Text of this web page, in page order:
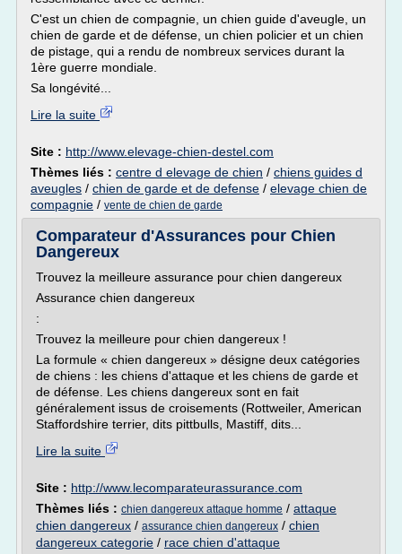
C'est un chien de compagnie, un chien guide d'aveugle, un
chien de garde et de défense, un chien policier et un chien
de pistage, qui a rendu de nombreux services durant la
1ère guerre mondiale.
Sa longévité...
Lire la suite
Site : http://www.elevage-chien-destel.com
Thèmes liés : centre d elevage de chien / chiens guides d
aveugles / chien de garde et de defense / elevage chien de
compagnie / vente de chien de garde
Comparateur d'Assurances pour Chien
Dangereux
Trouvez la meilleure assurance pour chien dangereux
Assurance chien dangereux
:
Trouvez la meilleure pour chien dangereux !
La formule « chien dangereux » désigne deux catégories
de chiens : les chiens d'attaque et les chiens de garde et
de défense. Les chiens dangereux sont en fait
généralement issus de croisements (Rottweiler, American
Staffordshire terrier, dits pittbulls, Mastiff, dits...
Lire la suite
Site : http://www.lecomparateurassurance.com
Thèmes liés : chien dangereux attaque homme / attaque
chien dangereux / assurance chien dangereux / chien
dangereux categorie / race chien d'attaque